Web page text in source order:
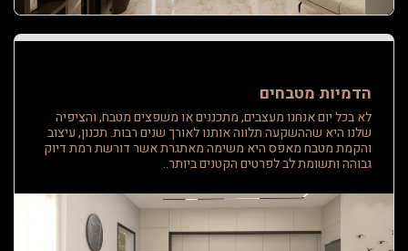
הדמיות מטבחים
לא בכל יום אנחנו מעצבים, מתכננים או משפצים מטבח, והציפיה
שלנו היא שההשקעה תלווה אותנו לאורך שנים רבות. תכנון, עיצוב
והקמת מטבח מאפס היא משימה מאתגרת אשר דורשת רמת דיוק
גבוהה ותשומת לב לפרטים הקטנים ביותר..